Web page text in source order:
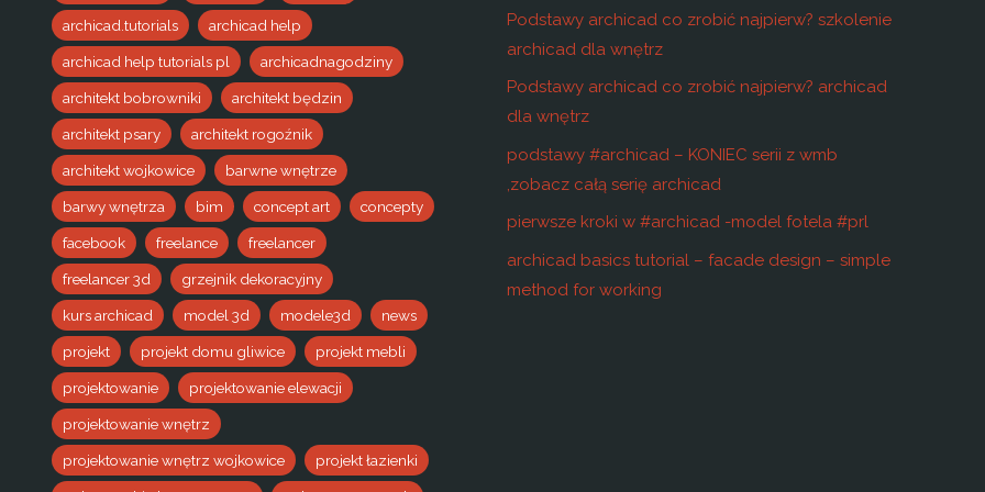
archicad.tutorials archicad help
archicad help tutorials pl archicadnagodziny
architekt bobrowniki architekt będzin
architekt psary architekt rogoźnik
architekt wojkowice barwne wnętrze
barwy wnętrza bim concept art concepty
facebook freelance freelancer
freelancer 3d grzejnik dekoracyjny
kurs archicad model 3d modele3d news
projekt projekt domu gliwice projekt mebli
projektowanie projektowanie elewacji
projektowanie wnętrz
projektowanie wnętrz wojkowice projekt łazienki
Podstawy archicad co zrobić najpierw? szkolenie
archicad dla wnętrz
Podstawy archicad co zrobić najpierw? archicad
dla wnętrz
podstawy #archicad – KONIEC serii z wmb
,zobacz całą serię archicad
pierwsze kroki w #archicad -model fotela #prl
archicad basics tutorial – facade design – simple
method for working